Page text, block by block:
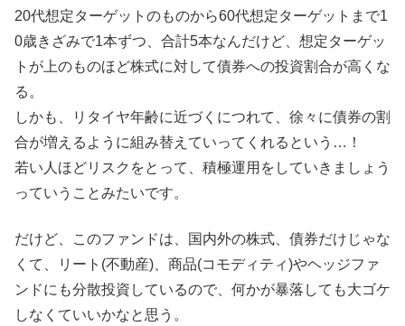
20代想定ターゲットのものから60代想定ターゲットまで1
0歳きざみで1本ずつ、合計5本なんだけど、想定ターゲッ
トが上のものほど株式に対して債券への投資割合が高くな
る。
しかも、リタイヤ年齢に近づくにつれて、徐々に債券の割
合が増えるように組み替えていってくれるという…！
若い人ほどリスクをとって、積極運用をしていきましょう
っていうことみたいです。
だけど、このファンドは、国内外の株式、債券だけじゃな
くて、リート(不動産)、商品(コモディティ)やヘッジファ
ンドにも分散投資しているので、何かが暴落しても大ゴケ
しなくていいかなと思う。